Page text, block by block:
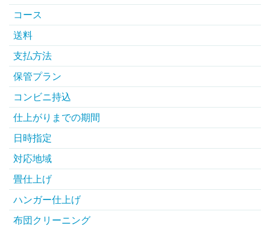
コース
送料
支払方法
保管プラン
コンビニ持込
仕上がりまでの期間
日時指定
対応地域
畳仕上げ
ハンガー仕上げ
布団クリーニング